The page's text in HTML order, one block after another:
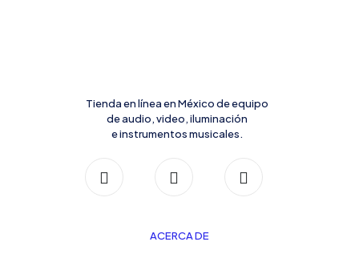
Tienda en línea en México de equipo
de audio, video, iluminación
e instrumentos musicales.
ACERCA DE